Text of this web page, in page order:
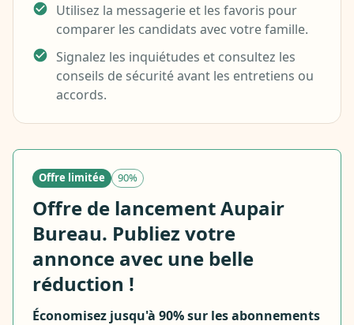
Utilisez la messagerie et les favoris pour
comparer les candidats avec votre famille.
Signalez les inquiétudes et consultez les
conseils de sécurité avant les entretiens ou
accords.
Offre limitée 90%
Offre de lancement Aupair
Bureau. Publiez votre
annonce avec une belle
réduction !
Économisez jusqu'à 90% sur les abonnements